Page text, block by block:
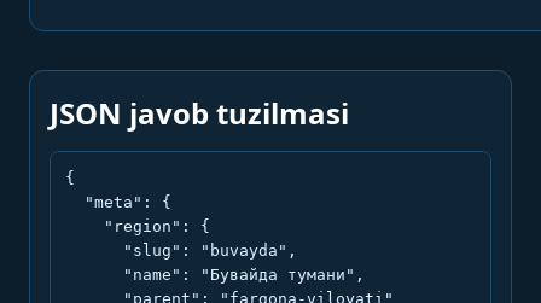
JSON javob tuzilmasi
{
  "meta": {
    "region": {
      "slug": "buvayda",
      "name": "Бувайда тумани",
      "parent": "fargona-viloyati"